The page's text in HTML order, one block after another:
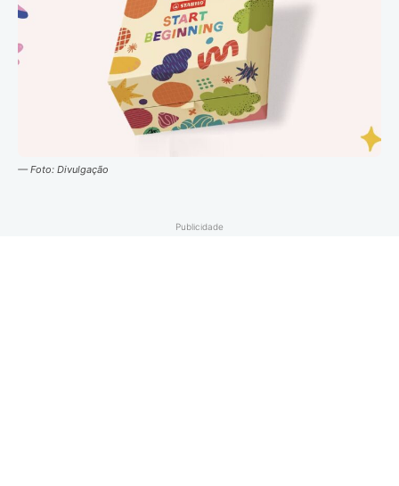
— Foto: Divulgação
Publicidade